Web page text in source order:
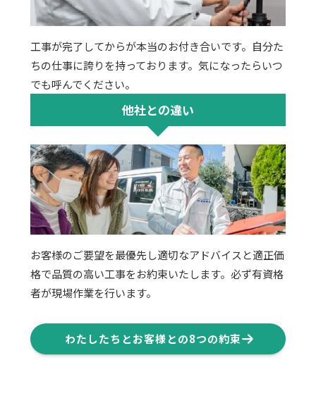
工事が完了してからが本当のお付き合いです。自分た
ちの仕事に誇りを持っております。気になったらいつ
でも呼んでください。
他社との違い
お客様のご要望を最優先し適切なアドバイスと適正価
格で品質の高い工事をお約束いたします。必ず有資格
者が現場作業を行います。
わたしたちとお客様との8つの約束